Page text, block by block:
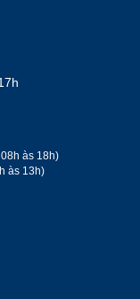
às 18h)
às 13h)